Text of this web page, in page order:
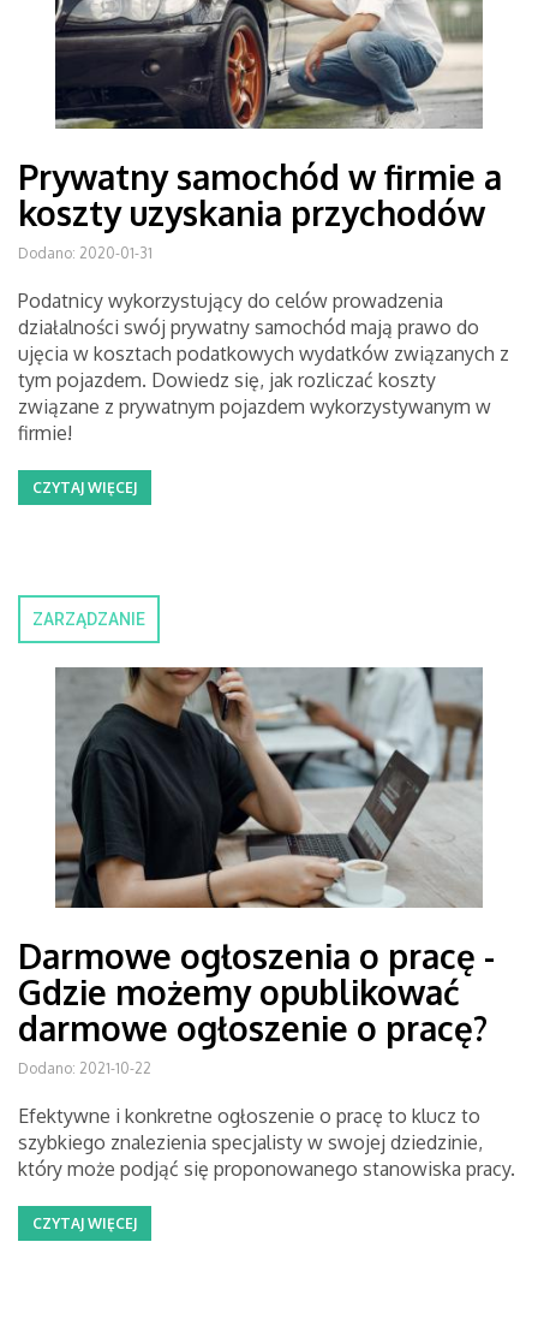
Prywatny samochód w firmie a
koszty uzyskania przychodów
Dodano: 2020-01-31
Podatnicy wykorzystujący do celów prowadzenia
działalności swój prywatny samochód mają prawo do
ujęcia w kosztach podatkowych wydatków związanych z
tym pojazdem. Dowiedz się, jak rozliczać koszty
związane z prywatnym pojazdem wykorzystywanym w
firmie!
CZYTAJ WIĘCEJ
ZARZĄDZANIE
Darmowe ogłoszenia o pracę -
Gdzie możemy opublikować
darmowe ogłoszenie o pracę?
Dodano: 2021-10-22
Efektywne i konkretne ogłoszenie o pracę to klucz to
szybkiego znalezienia specjalisty w swojej dziedzinie,
który może podjąć się proponowanego stanowiska pracy.
CZYTAJ WIĘCEJ